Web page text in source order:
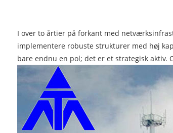
I over to årtier på forkant med
implementere robuste strukturer med høj
bare endnu en pol; det er et strategisk